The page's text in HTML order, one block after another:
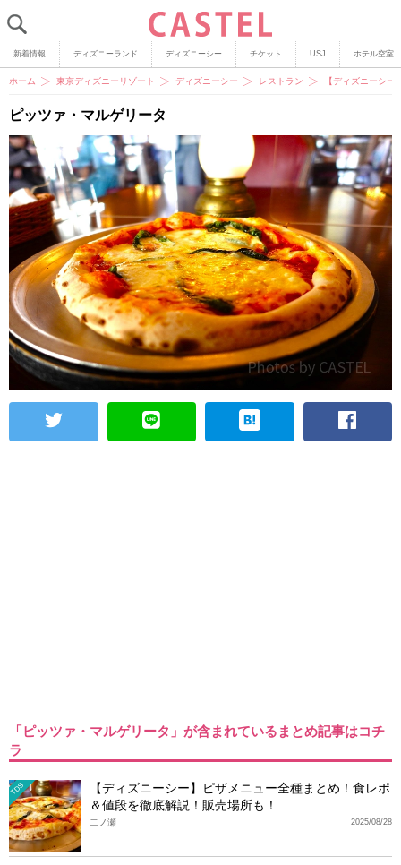
新着情報 ディズニーランド ディズニーシー チケット USJ ホテル空室
ホーム 東京ディズニーリゾート ディズニーシー レストラン 【ディズニーシ
ピッツァ・マルゲリータ
「ピッツァ・マルゲリータ」が含まれているまとめ記事はコチ
ラ
TDS
【ディズニーシー】ピザメニュー全種まとめ！食レポ
＆値段を徹底解説！販売場所も！
2025/08/28
二ノ瀬